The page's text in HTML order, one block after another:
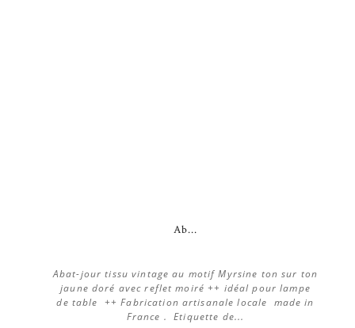
Ab...
Abat-jour tissu vintage au motif Myrsine ton sur ton
jaune doré avec reflet moiré ++ idéal pour lampe
de table ++ Fabrication artisanale locale made in
France . Etiquette de...